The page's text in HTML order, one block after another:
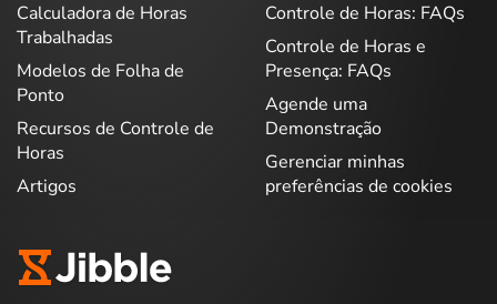
Calculadora de Horas
Trabalhadas
Modelos de Folha de
Ponto
Recursos de Controle de
Horas
Artigos
Controle de Horas: FAQs
Controle de Horas e
Presença: FAQs
Agende uma
Demonstração
Gerenciar minhas
preferências de cookies